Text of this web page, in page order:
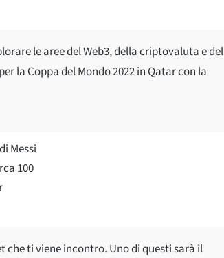
le aree del Web3, della criptovaluta e del
la Coppa del Mondo 2022 in Qatar con la
Messi
100
che ti viene incontro. Uno di questi sarà il